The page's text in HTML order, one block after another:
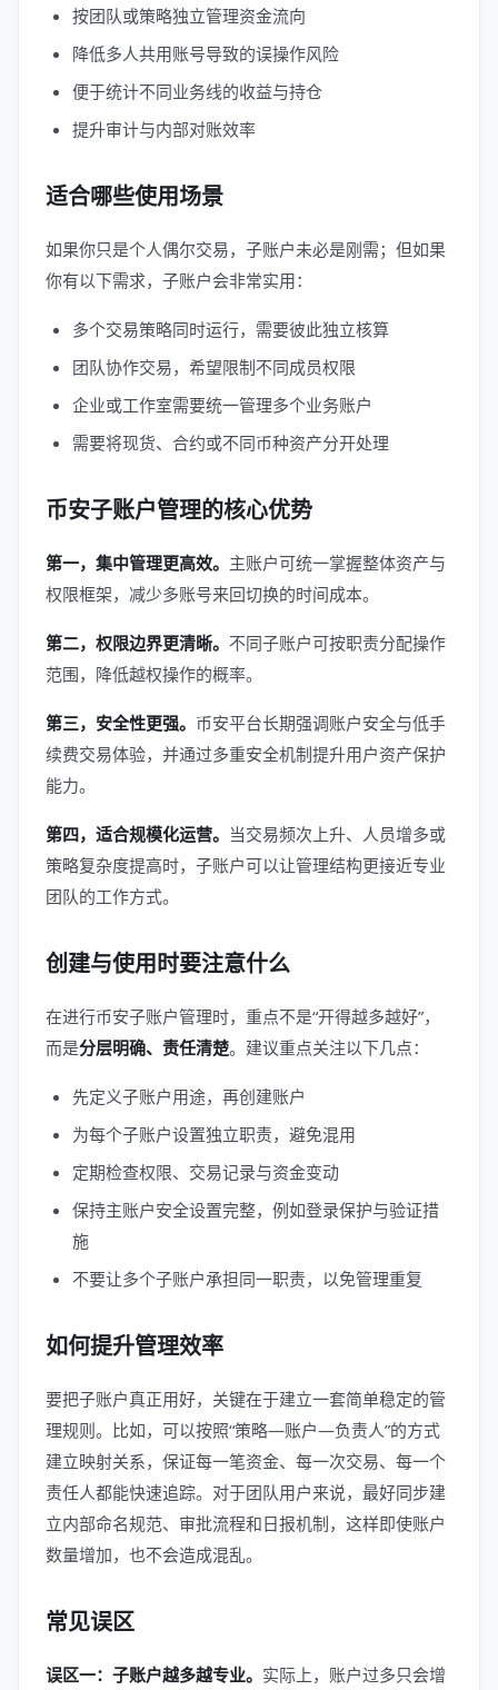
按团队或策略独立管理资金流向
降低多人共用账号导致的误操作风险
便于统计不同业务线的收益与持仓
提升审计与内部对账效率
适合哪些使用场景
如果你只是个人偶尔交易，子账户未必是刚需；但如果
你有以下需求，子账户会非常实用：
多个交易策略同时运行，需要彼此独立核算
团队协作交易，希望限制不同成员权限
企业或工作室需要统一管理多个业务账户
需要将现货、合约或不同币种资产分开处理
币安子账户管理的核心优势
第一，集中管理更高效。 主账户可统一掌握整体资产与
权限框架，减少多账号来回切换的时间成本。
第二，权限边界更清晰。 不同子账户可按职责分配操作
范围，降低越权操作的概率。
第三，安全性更强。 币安平台长期强调账户安全与低手
续费交易体验，并通过多重安全机制提升用户资产保护
能力。
第四，适合规模化运营。 当交易频次上升、人员增多或
策略复杂度提高时，子账户可以让管理结构更接近专业
团队的工作方式。
创建与使用时要注意什么
在进行币安子账户管理时，重点不是“开得越多越好”，
而是分层明确、责任清楚。建议重点关注以下几点：
先定义子账户用途，再创建账户
为每个子账户设置独立职责，避免混用
定期检查权限、交易记录与资金变动
保持主账户安全设置完整，例如登录保护与验证措
施
不要让多个子账户承担同一职责，以免管理重复
如何提升管理效率
要把子账户真正用好，关键在于建立一套简单稳定的管
理规则。比如，可以按照“策略—账户—负责人”的方式
建立映射关系，保证每一笔资金、每一次交易、每一个
责任人都能快速追踪。对于团队用户来说，最好同步建
立内部命名规范、审批流程和日报机制，这样即使账户
数量增加，也不会造成混乱。
常见误区
误区一：子账户越多越专业。 实际上，账户过多只会增